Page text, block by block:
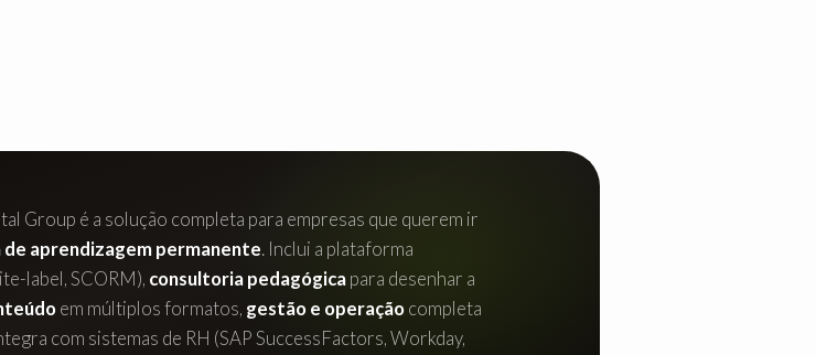
Group é a solução completa para empresas que querem ir
de aprendizagem permanente. Inclui a plataforma
label, SCORM), consultoria pedagógicapara desenhar a
em múltiplos formatos, gestão e operaçãocompleta
com sistemas de RH (SAP SuccessFactors, Workday,